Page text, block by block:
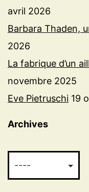
avril 2026
Barbara Thaden,
2026
La fabrique d’un
novembre 2025
Eve Pietruschi 19
Archives